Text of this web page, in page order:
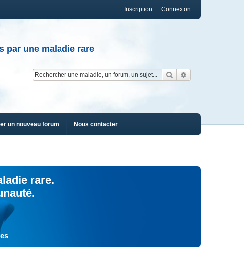
Connexion
Inscription
par une maladie rare
Rechercher
un nouveau forum Nous contacter
rare.